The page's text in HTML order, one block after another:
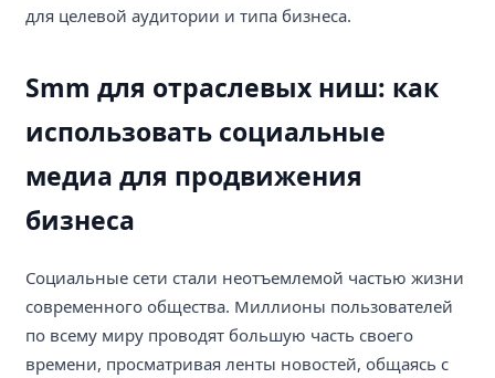
для целевой аудитории и типа бизнеса.
Smm для отраслевых ниш: как
использовать социальные
медиа для продвижения
бизнеса
Социальные сети стали неотъемлемой частью жизни
современного общества. Миллионы пользователей
по всему миру проводят большую часть своего
времени, просматривая ленты новостей, общаясь с